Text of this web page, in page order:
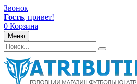
Звонок
Гость, привет!
0 Корзина
Меню